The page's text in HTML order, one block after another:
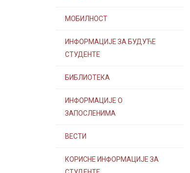
МОБИЛНОСТ
ИНФОРМАЦИЈЕ ЗА БУДУЋЕ
СТУДЕНТЕ
БИБЛИОТЕКА
ИНФОРМАЦИЈЕ О
ЗАПОСЛЕНИМА
ВЕСТИ
КОРИСНЕ ИНФОРМАЦИЈЕ ЗА